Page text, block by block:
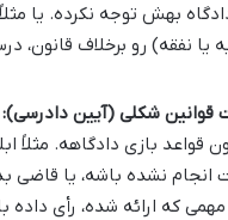
دادگاه بهش توجه نکرده. یا
یا نفقه) رو برخلاف قانون،
قوانین شکلی (آیین دادرسی):
قواعد بازی دادگاهه. مثلاً
انجام نشده باشه، یا قاضی
که ارائه شده، رأی داده